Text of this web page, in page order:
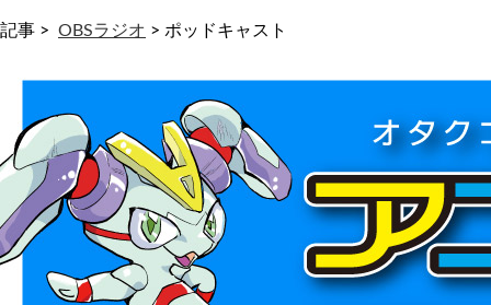
記事 > OBSラジオ > ポッドキャスト